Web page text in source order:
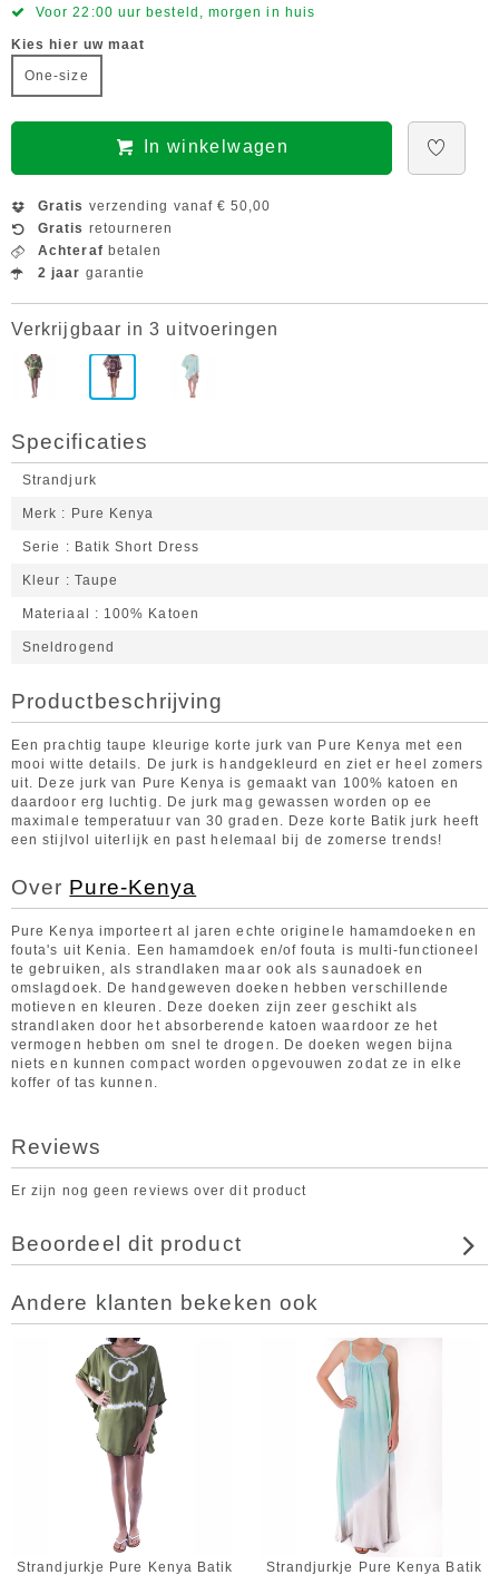
Voor 22:00 uur besteld, morgen in huis
Kies hier uw maat
One-size
In winkelwagen
Gratis verzending vanaf € 50,00
Gratis retourneren
Achteraf betalen
2 jaar garantie
Verkrijgbaar in 3 uitvoeringen
Specificaties
Strandjurk
Merk Pure Kenya
Serie Batik Short Dress
Kleur Taupe
Materiaal 100% Katoen
Sneldrogend
Productbeschrijving
Een prachtig taupe kleurige korte jurk van Pure Kenya met een
mooi witte details. De jurk is handgekleurd en ziet er heel zomers
uit. Deze jurk van Pure Kenya is gemaakt van 100% katoen en
daardoor erg luchtig. De jurk mag gewassen worden op ee
maximale temperatuur van 30 graden. Deze korte Batik jurk heeft
een stijlvol uiterlijk en past helemaal bij de zomerse trends!
Over Pure-Kenya
Pure Kenya importeert al jaren echte originele hamamdoeken en
fouta's uit Kenia. Een hamamdoek en/of fouta is multi-functioneel
te gebruiken, als strandlaken maar ook als saunadoek en
omslagdoek. De handgeweven doeken hebben verschillende
motieven en kleuren. Deze doeken zijn zeer geschikt als
strandlaken door het absorberende katoen waardoor ze het
vermogen hebben om snel te drogen. De doeken wegen bijna
niets en kunnen compact worden opgevouwen zodat ze in elke
koffer of tas kunnen.
Reviews
Er zijn nog geen reviews over dit product
Beoordeel dit product
Andere klanten bekeken ook
Strandjurkje Pure Kenya Batik
Strandjurkje Pure Kenya Batik